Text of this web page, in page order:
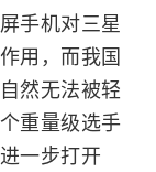
手机对三星
用，而我国
然无法被轻
重量级选手
一步打开